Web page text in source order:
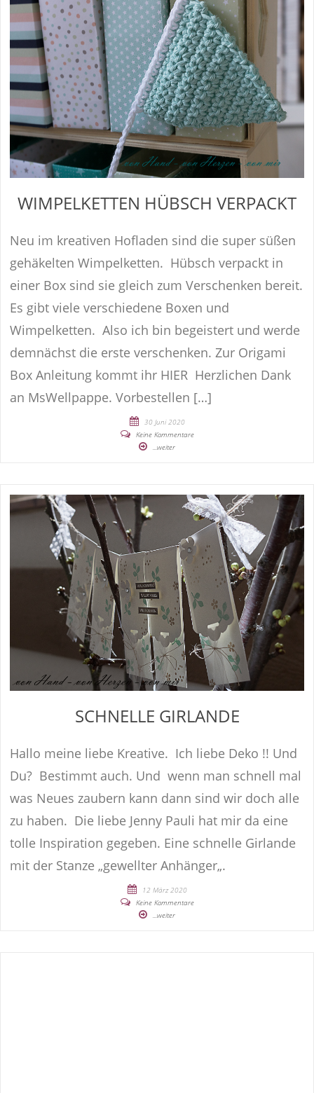
WIMPELKETTEN HÜBSCH VERPACKT
Neu im kreativen Hofladen sind die super süßen
gehäkelten Wimpelketten. Hübsch verpackt in
einer Box sind sie gleich zum Verschenken bereit.
Es gibt viele verschiedene Boxen und
Wimpelketten. Also ich bin begeistert und werde
demnächst die erste verschenken. Zur Origami
Box Anleitung kommt ihr HIER Herzlichen Dank
an MsWellpappe. Vorbestellen […]
30 Juni 2020
Keine Kommentare
...weiter
SCHNELLE GIRLANDE
Hallo meine liebe Kreative. Ich liebe Deko !! Und
Du? Bestimmt auch. Und wenn man schnell mal
was Neues zaubern kann dann sind wir doch alle
zu haben. Die liebe Jenny Pauli hat mir da eine
tolle Inspiration gegeben. Eine schnelle Girlande
mit der Stanze „gewellter Anhänger„.
12 März 2020
Keine Kommentare
...weiter